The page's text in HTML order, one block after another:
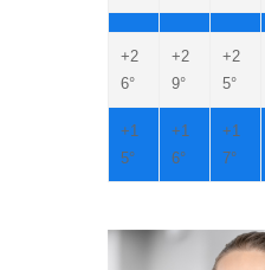
+2
6°
+2
9°
+2
5°
+1
5°
+1
6°
+1
7°